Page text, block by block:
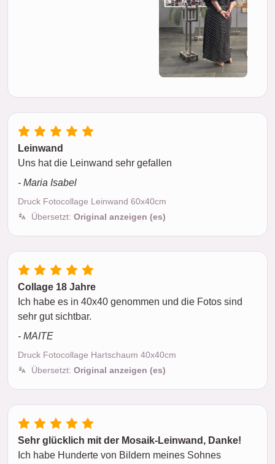
Leinwand
Uns hat die Leinwand sehr gefallen
- Maria Isabel
Druck Fotocollage Leinwand 60x40cm
Übersetzt: Original anzeigen (es)
Collage 18 Jahre
Ich habe es in 40x40 genommen und die Fotos sind
sehr gut sichtbar.
- MAITE
Druck Fotocollage Hartschaum 40x40cm
Übersetzt: Original anzeigen (es)
Sehr glücklich mit der Mosaik-Leinwand, Danke!
Ich habe Hunderte von Bildern meines Sohnes